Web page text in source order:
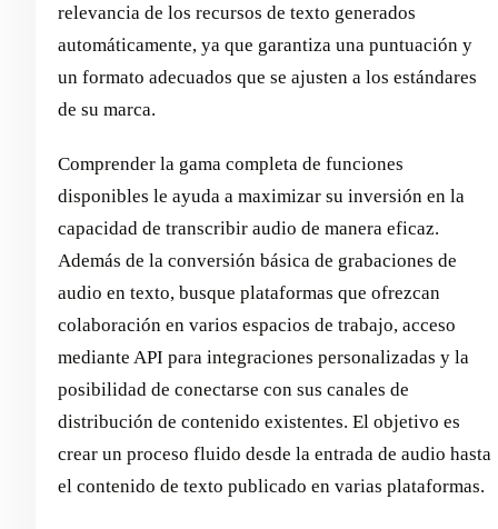
relevancia de los recursos de texto generados
automáticamente, ya que garantiza una puntuación y
un formato adecuados que se ajusten a los estándares
de su marca.
Comprender la gama completa de funciones
disponibles le ayuda a maximizar su inversión en la
capacidad de transcribir audio de manera eficaz.
Además de la conversión básica de grabaciones de
audio en texto, busque plataformas que ofrezcan
colaboración en varios espacios de trabajo, acceso
mediante API para integraciones personalizadas y la
posibilidad de conectarse con sus canales de
distribución de contenido existentes. El objetivo es
crear un proceso fluido desde la entrada de audio hasta
el contenido de texto publicado en varias plataformas.